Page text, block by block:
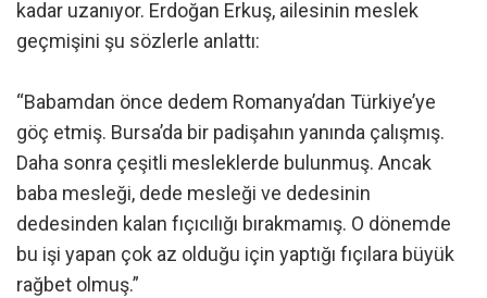
kadar uzanıyor. Erdoğan Erkuş, ailesinin meslek
geçmişini şu sözlerle anlattı:
“Babamdan önce dedem Romanya’dan Türkiye’ye
göç etmiş. Bursa’da bir padişahın yanında çalışmış.
Daha sonra çeşitli mesleklerde bulunmuş. Ancak
baba mesleği, dede mesleği ve dedesinin
dedesinden kalan fıçıcılığı bırakmamış. O dönemde
bu işi yapan çok az olduğu için yaptığı fıçılara büyük
rağbet olmuş.”